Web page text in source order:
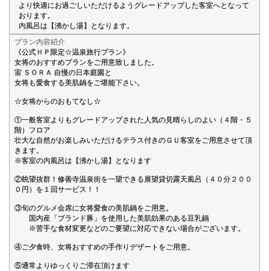
より快適にお過ごしいただけるようグレードアップした客室へとなって
おります。
内風呂は【沸かし湯】となります。
プラン内容紹介
《公式ＨＰ限定☆温泉旅行プラン》
女将のおすすめプランをご用意致しました。
宙 ＳＯＲＡ 自慢の日本庭園と
女将も愛食する美肌鍋をご堪能下さい。
☆女将からのおもてなし☆
①一般客室よりもグレードアップされた人気の見晴らしのよい（４階・５
階）フロア
壮大な自然がお楽しみいただけるテラス付きのＧＵ客室をご用意させて頂
きます。
※客室の内風呂は【沸かし湯】となります
②眺望抜群！修善寺温泉街を一望できる展望貸切露天風呂（４０分２００
０円）を１回サービス！！
③旬のグルメ会席に女将愛食の美肌鍋をご用意。
国内産「ブランド豚」を使用した美肌効果のある豆乳鍋
※苦手な食材変更などのご要望に対応できない場合がございます。
④ご夕食時、女将おすすめの手作りデザートをご用意。
⑤通常よりゆっくりご滞在頂けます